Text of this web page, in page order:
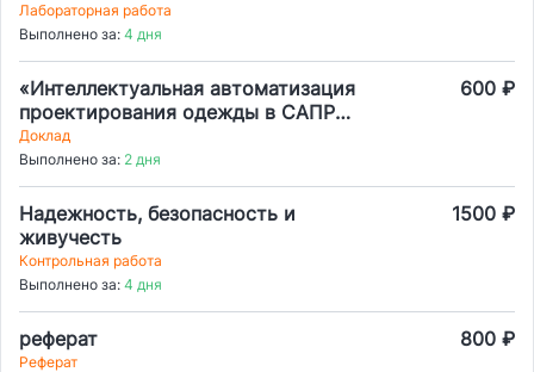
Лабораторная работа
Выполнено за: 4 дня
«Интеллектуальная автоматизация
проектирования одежды в САПР
Julivi с применением New Arc AI»
600 ₽
Доклад
Выполнено за: 2 дня
Надежность, безопасность и
живучесть
1500 ₽
Контрольная работа
Выполнено за: 4 дня
реферат 800 ₽
Реферат